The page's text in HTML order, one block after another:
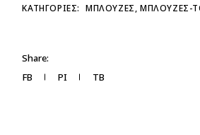
ΚΑΤΗΓΟΡΊΕΣ: ΜΠΛΟΥΖΕΣ, ΜΠΛΟΥΖΕΣ-
Share:
FB
PI TB